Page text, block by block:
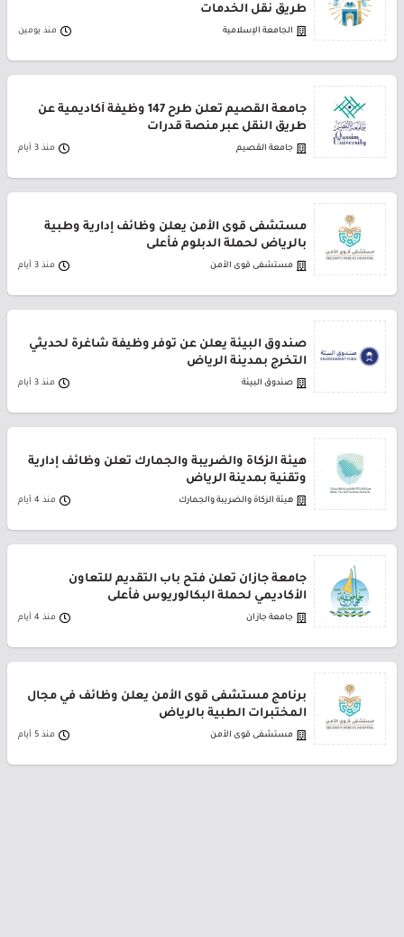
طريق نقل الخدمات
الجامعة الإسلامية منذ يومين
جامعة القصيم تعلن طرح 147 وظيفة أكاديمية عن
طريق النقل عبر منصة قدرات
جامعة القصيم منذ 3 أيام
مستشفى قوى الأمن يعلن وظائف إدارية وطبية
بالرياض لحملة الدبلوم فأعلى
مستشفى قوى الأمن منذ 3 أيام
صندوق البيئة يعلن عن توفر وظيفة شاغرة لحديثي
التخرج بمدينة الرياض
صندوق البيئة منذ 3 أيام
هيئة الزكاة والضريبة والجمارك تعلن وظائف إدارية
وتقنية بمدينة الرياض
هيئة الزكاة والضريبة والجمارك منذ 4 أيام
جامعة جازان تعلن فتح باب التقديم للتعاون
الأكاديمي لحملة البكالوريوس فأعلى
جامعة جازان منذ 4 أيام
برنامج مستشفى قوى الأمن يعلن وظائف في مجال
المختبرات الطبية بالرياض
مستشفى قوى الأمن منذ 5 أيام